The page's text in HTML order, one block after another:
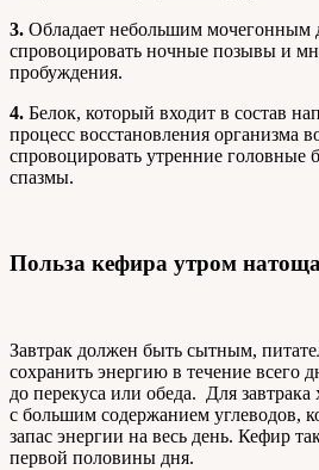
3. Обладает небольшим мочегонным
спровоцировать ночные позывы и
пробуждения.
4. Белок, который входит в состав
процесс восстановления организма
спровоцировать утренние
спазмы.
Польза кефира утром
Завтрак должен быть сытным,
сохранить энергию в течение всего
до перекуса или обеда. Для
с большим содержанием углеводов,
запас энергии на весь день. Кефир
первой половины дня.